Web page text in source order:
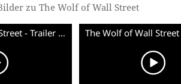
zu The Wolf of Wall Street
The Wolf of Wall Street - Trailer (Deutsch) HD